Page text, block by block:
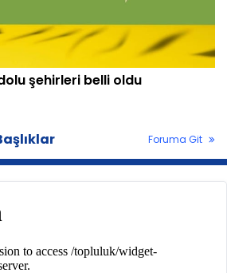
şehirleri belli oldu
Foruma Git